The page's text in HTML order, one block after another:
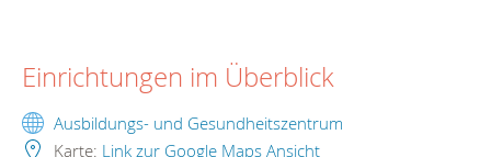
Einrichtungen im Überblick
Ausbildungs- und Gesundheitszentrum
Karte: Link zur Google Maps Ansicht